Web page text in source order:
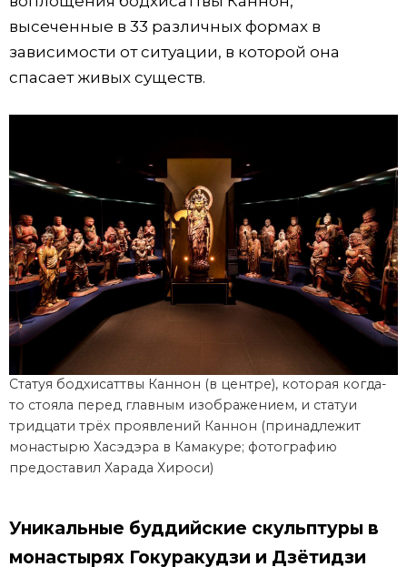
высеченные в 33 различных формах в
зависимости от ситуации, в которой она
спасает живых существ.
Статуя бодхисаттвы Каннон (в центре), которая когда-
то стояла перед главным изображением, и статуи
тридцати трёх проявлений Каннон (принадлежит
монастырю Хасэдэра в Камакуре; фотографию
предоставил Харада Хироси)
Уникальные буддийские скульптуры в
монастырях Гокуракудзи и Дзётидзи